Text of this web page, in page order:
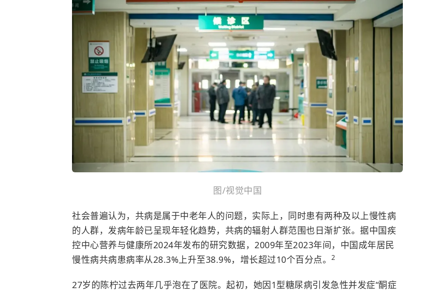
图/视觉中国
社会普遍认为，共病是属于中老年人的问题，实际上，同时患有两种及以上慢性病
的人群，发病年龄已呈现年轻化趋势，共病的辐射人群范围也日渐扩张。据中国疾
控中心营养与健康所2024年发布的研究数据，2009年至2023年间，中国成年居民
慢性病共病患病率从28.3%上升至38.9%，增长超过10个百分点。 2
27岁的陈柠过去两年几乎泡在了医院。起初，她因1型糖尿病引发急性并发症“酮症